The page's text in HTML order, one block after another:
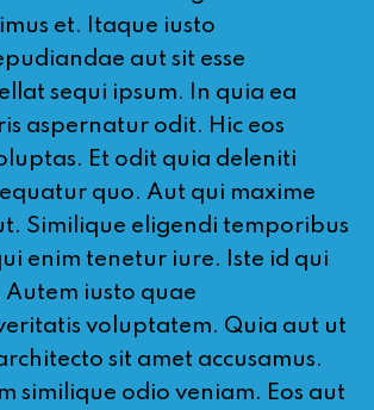
et. Itaque iusto
aut sit esse
sequi ipsum. In quia ea
aspernatur odit. Hic eos
Et odit quia deleniti
quo. Aut qui maxime
Similique eligendi temporibus
enim tenetur iure. Iste id qui
iusto quae
voluptatem. Quia aut ut
sit amet accusamus.
similique odio veniam. Eos aut